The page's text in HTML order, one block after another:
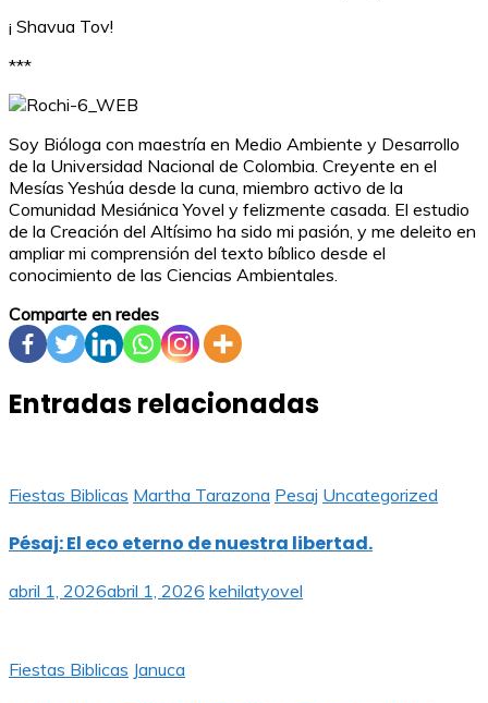
¡ Shavua Tov!
***
Soy Bióloga con maestría en Medio Ambiente y Desarrollo
de la Universidad Nacional de Colombia. Creyente en el
Mesías Yeshúa desde la cuna, miembro activo de la
Comunidad Mesiánica Yovel y felizmente casada. El estudio
de la Creación del Altísimo ha sido mi pasión, y me deleito en
ampliar mi comprensión del texto bíblico desde el
conocimiento de las Ciencias Ambientales.
Comparte en redes
Entradas relacionadas
Fiestas Biblicas Martha Tarazona Pesaj Uncategorized
Pésaj: El eco eterno de nuestra libertad.
abril 1, 2026abril 1, 2026 kehilatyovel
Fiestas Biblicas Januca